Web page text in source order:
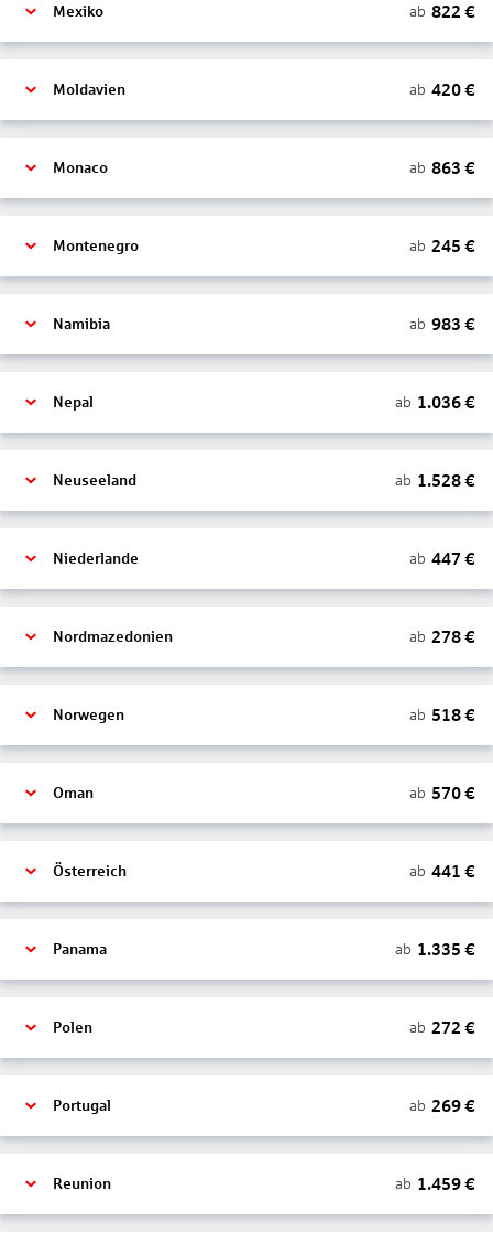
Mexiko ab 822 €
Moldavien ab 420€
Monaco ab 863 €
Montenegro ab 245 €
Namibia ab 983 €
Nepal ab 1.036€
Neuseeland ab 1.528€
Niederlande ab 447 €
Nordmazedonien ab 278€
Norwegen ab 518€
Oman ab 570€
Österreich ab 441 €
Panama ab 1.335 €
Polen ab 272 €
Portugal ab 269€
Reunion ab 1.459€